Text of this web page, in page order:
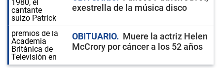
exestrella de la música disco
OBITUARIO
Muere la actriz Helen
McCrory por cáncer a los 52 años